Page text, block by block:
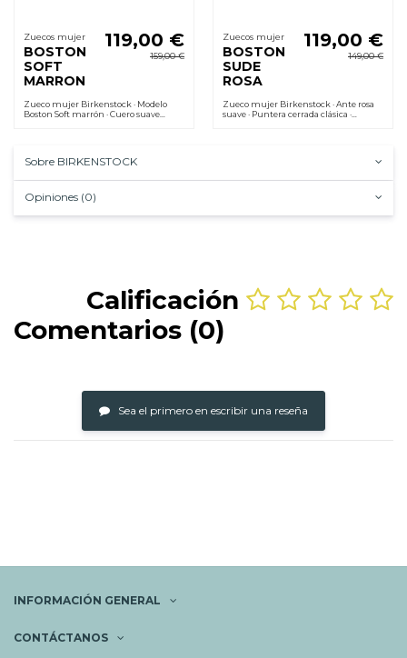
Zuecos mujer
BOSTON
SOFT
MARRON
119,00 €
159,00 €
Zueco mujer Birkenstock · Modelo
Boston Soft marrón · Cuero suave
Zuecos mujer
BOSTON
SUDE
ROSA
119,00 €
149,00 €
Zueco mujer Birkenstock · Ante rosa
suave · Puntera cerrada clásica ·
Sobre BIRKENSTOCK
Opiniones (0)
Calificación
Comentarios (0)
Sea el primero en escribir una reseña
INFORMACIÓN GENERAL
CONTÁCTANOS